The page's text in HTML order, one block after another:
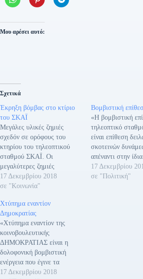
Μου αρέσει αυτό:
Σχετικά
Έκρηξη βόμβας στο κτίριο
του ΣΚΑΪ
Μεγάλες υλικές ζημιές
σχεδόν σε ορόφους του
κτηρίου του τηλεοπτικού
σταθμού ΣΚΑΪ. Οι
μεγαλύτερες ζημιές
σημειώθηκαν στον τρίτο και
τέταρτο όροφο, με
τζαμαρίες που έγιναν
θρύψαλα. Ο εκρηκτικός
μηχανισμός είχε τοποθετηθεί
μέσα σε σάκο και η έκρηξη
σημειώθηκε στις 2:30πμ,
ξημερώματα της Δευτέρας.
Υπήρξε ειδοποίηση σε…
17 Δεκεμβρίου 2018
σε "Κοινωνία"
Βομβιστική
«Η βομβιστική
τηλεοπτικό
είναι επίθεση
σκοτεινών
απέναντι στην
δημοκρατία. Δεν
όμως, να πετύχουν
17 Δεκεμβρίου
σε "Πολιτική"
Χτύπημα εναντίον
Δημοκρατίας
«Χτύπημα εναντίον της
κοινοβουλευτικής
ΔΗΜΟΚΡΑΤΙΑΣ είναι η
δολοφονική βομβιστική
ενέργεια που έγινε τα
ξημερώματα, εναντίον του
17 Δεκεμβρίου 2018